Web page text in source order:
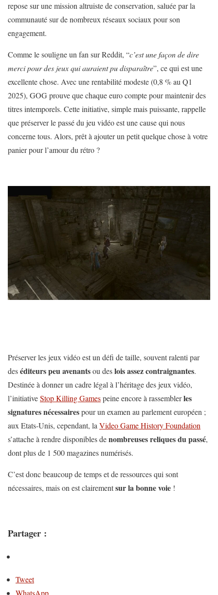
repose sur une mission altruiste de conservation, saluée par la
communauté sur de nombreux réseaux sociaux pour son
engagement.
Comme le souligne un fan sur Reddit, “c’est une façon de dire
merci pour des jeux qui auraient pu disparaître”, ce qui est une
excellente chose. Avec une rentabilité modeste (0,8 % au Q1
2025), GOG prouve que chaque euro compte pour maintenir des
titres intemporels. Cette initiative, simple mais puissante, rappelle
que préserver le passé du jeu vidéo est une cause qui nous
concerne tous. Alors, prêt à ajouter un petit quelque chose à votre
panier pour l’amour du rétro ?
Préserver les jeux vidéo est un défi de taille, souvent ralenti par
deséditeurs peu avenantsou deslois assez contraignantes.
Destinée à donner un cadre légal à l’héritage des jeux vidéo,
l’initiativeStop Killing Gamespeine encore à rassemblerles
signatures nécessairespour un examen au parlement européen ;
aux Etats-Unis, cependant, la Video Game History Foundation
s’attache à rendre disponibles denombreuses reliques du passé,
dont plus de 1 500 magazines numérisés.
C’est donc beaucoup de temps et de ressources qui sont
nécessaires, mais on est clairementsur la bonne voie !
Partager :
Tweet
WhatsApp